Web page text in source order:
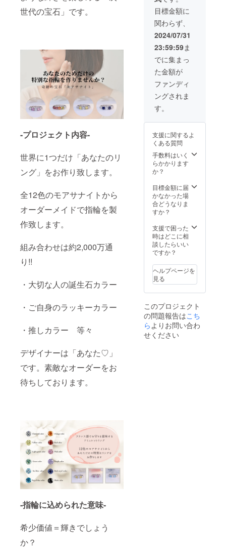
世代の宝石」です。
-プロジェクト内容-
世界に1つだけ「あなたのリ
ング」をお作り致します。
全12色のモアサナイトから
オーダーメイドで指輪を製
作致します。
組み合わせは約2,000万通
り!!
・大切な人の誕生石カラー
・ご自身のラッキーカラー
・推しカラー 等々
デザイナーは「あなた♡」
です。素敵なオーダーをお
待ちしております。
-指輪に込められた意味-
希少価値＝輝きでしょう
か？
・カ
ラー展
開：全
12色
（画像
参照）
⇒デ
ザイン
につい
ては事
前にプ
ルダウ
願い致
使用ス
トーン-
モアサ
ナイト
（4mm/
石）計
1.5ct相
当 -グ
レード-
クラリ
ティ） -
カット-
ラウン
リアン
トカッ
ト
（ハー
キュー
ピッ
ド） -リ
ング素
材- シル
目標金額に
関わらず、
2024/07/31
23:59:59ま
でに集まっ
た金額が
ファンディ
ングされま
す。
支援に関するよ
くある質問
手数料はいく
らかかります
か？
目標金額に届
かなかった場
合どうなりま
すか？
支援で困った
時はどこに相
談したらいい
ですか？
ヘルプページを
見る
このプロジェクト
の問題報告はこち
らよりお問い合わ
せください